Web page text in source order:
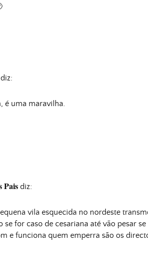
diz:
é uma maravilha.
Pais diz:
vila esquecida no nordeste
se for caso de cesariana até vão pesar
e funciona quem emperra são os